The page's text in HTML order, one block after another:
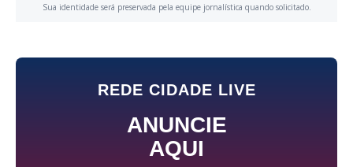
Sua identidade será preservada pela equipe jornalística quando solicitado.
REDE CIDADE LIVE
ANUNCIE
AQUI